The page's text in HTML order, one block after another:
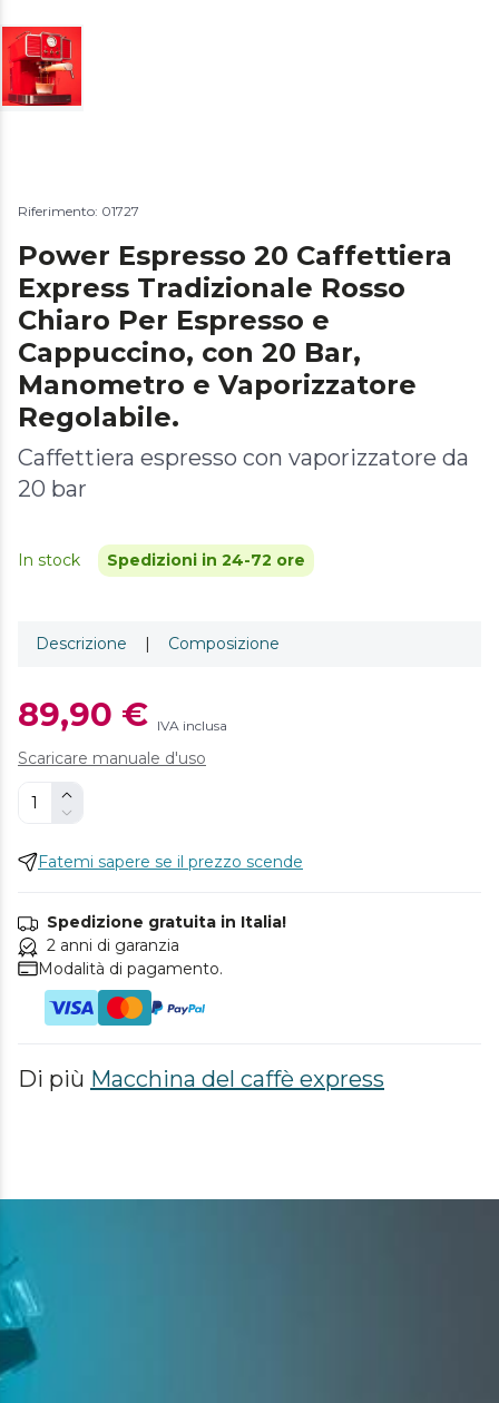
Riferimento: 01727
Power Espresso 20 Caffettiera
Express Tradizionale Rosso
Chiaro Per Espresso e
Cappuccino, con 20 Bar,
Manometro e Vaporizzatore
Regolabile.
Caffettiera espresso con vaporizzatore da
20 bar
In stock Spedizioni in 24-72 ore
Descrizione | Composizione
89,90 € IVA inclusa
Scaricare manuale d'uso
Fatemi sapere se il prezzo scende
Spedizione gratuita in Italia!
2 anni di garanzia
Modalità di pagamento.
Di più Macchina del caffè express